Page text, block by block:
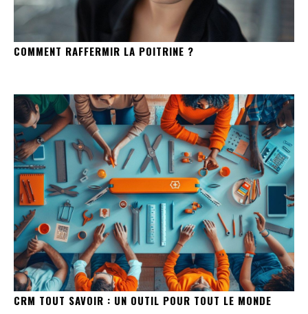
COMMENT RAFFERMIR LA POITRINE ?
CRM TOUT SAVOIR : UN OUTIL POUR TOUT LE MONDE